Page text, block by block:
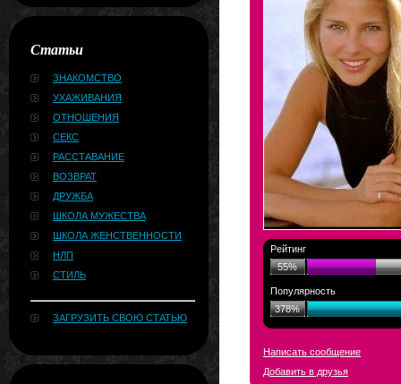
Статьи
ЗНАКОМСТВО
УХАЖИВАНИЯ
ОТНОШЕНИЯ
СЕКС
РАССТАВАНИЕ
ВОЗВРАТ
ДРУЖБА
ШКОЛА МУЖЕСТВА
ШКОЛА ЖЕНСТВЕННОСТИ
НЛП
СТИЛЬ
ЗАГРУЗИТЬ СВОЮ СТАТЬЮ
Рейтинг
55%
Популярность
378%
Написать сообщение
Добавить в друзья